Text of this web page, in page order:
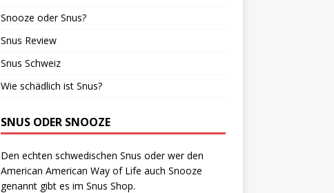
Snooze oder Snus?
Snus Review
Snus Schweiz
Wie schädlich ist Snus?
SNUS ODER SNOOZE
Den echten schwedischen Snus oder wer den
American American Way of Life auch Snooze
genannt gibt es im Snus Shop.